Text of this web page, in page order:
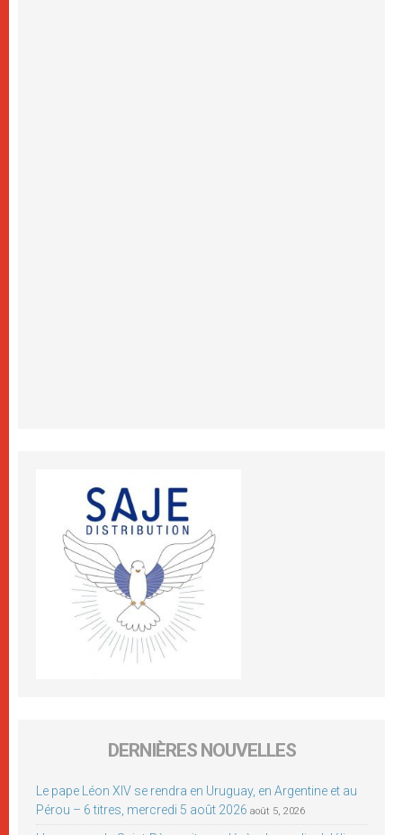
DERNIÈRES NOUVELLES
Le pape Léon XIV se rendra en Uruguay, en Argentine et au
Pérou – 6 titres, mercredi 5 août 2026 août 5, 2026